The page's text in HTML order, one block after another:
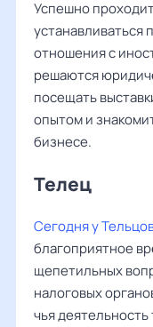
Успешно
устанавливаться
отношения с
решаются
посещать
опытом и
бизнесе.
Телец
Сегодня у
благоприятное
щепетильных
налоговых
чья